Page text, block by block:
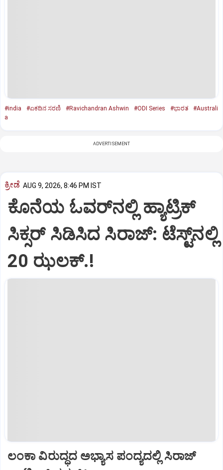
#india #ಏಕದಿನ ಸರಣಿ #Ravichandran Ashwin #ODI Series #ಭಾರತ
#Australi
a
ADVERTISEMENT
ಕ್ರೀಡೆ AUG 9, 2026, 8:46 PM IST
ಕೊನೆಯ ಓವರ್‌ನಲ್ಲಿ ಹ್ಯಾಟ್ರಿಕ್
ಸಿಕ್ಸರ್‌ ಸಿಡಿಸಿದ ಸಿರಾಜ್:‌ ಟೆಸ್ಟ್‌ನಲ್ಲಿ
20 ಝಲಕ್.!‌
ಲಂಕಾ ವಿರುದ್ಧದ ಅಭ್ಯಾಸ ಪಂದ್ಯದಲ್ಲಿ ಸಿರಾಜ್‌